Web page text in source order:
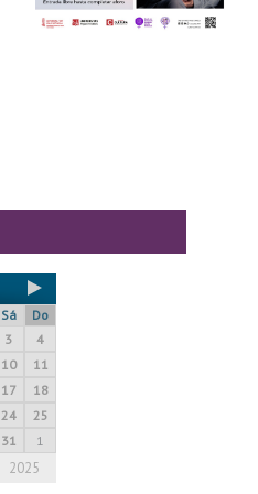
Columbares
Sá
Do
3
4
10
11
17
18
24
25
31 1
2025